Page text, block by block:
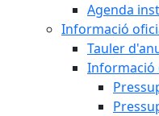
Agenda
Informació
Tauler
Informació